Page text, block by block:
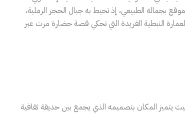
بجماله الطبيعي، إذ تحيط به جبال الحجر الرملية،
النبطية الفريدة التي تحكي قصة حضارة مرت عبر
يتميز المكان بتصميمه الذي يجمع بين حديقة ثقافية